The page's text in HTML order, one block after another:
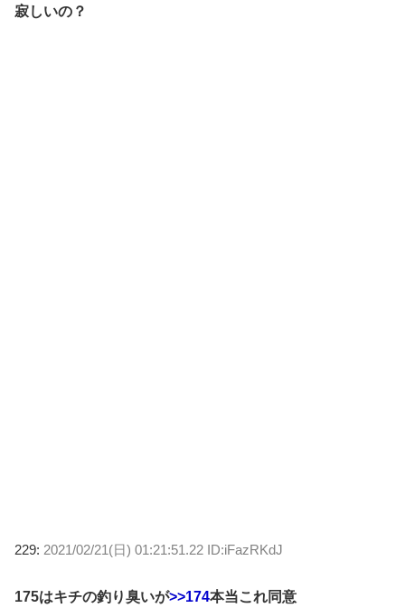
寂しいの？
229: 2021/02/21(日) 01:21:51.22 ID:iFazRKdJ
175はキチの釣り臭いが>>174本当これ同意